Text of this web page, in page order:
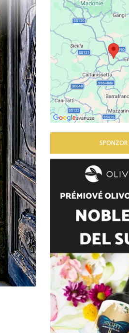
SPONZOR